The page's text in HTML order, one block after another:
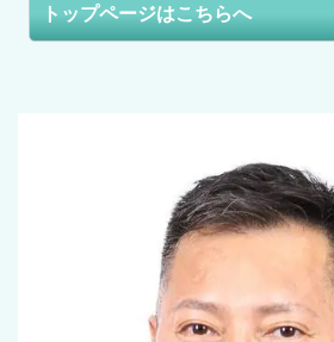
トップページはこちらへ